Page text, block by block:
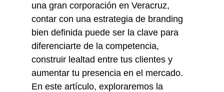
una gran corporación en Veracruz,
contar con una estrategia de branding
bien definida puede ser la clave para
diferenciarte de la competencia,
construir lealtad entre tus clientes y
aumentar tu presencia en el mercado.
En este artículo, exploraremos la